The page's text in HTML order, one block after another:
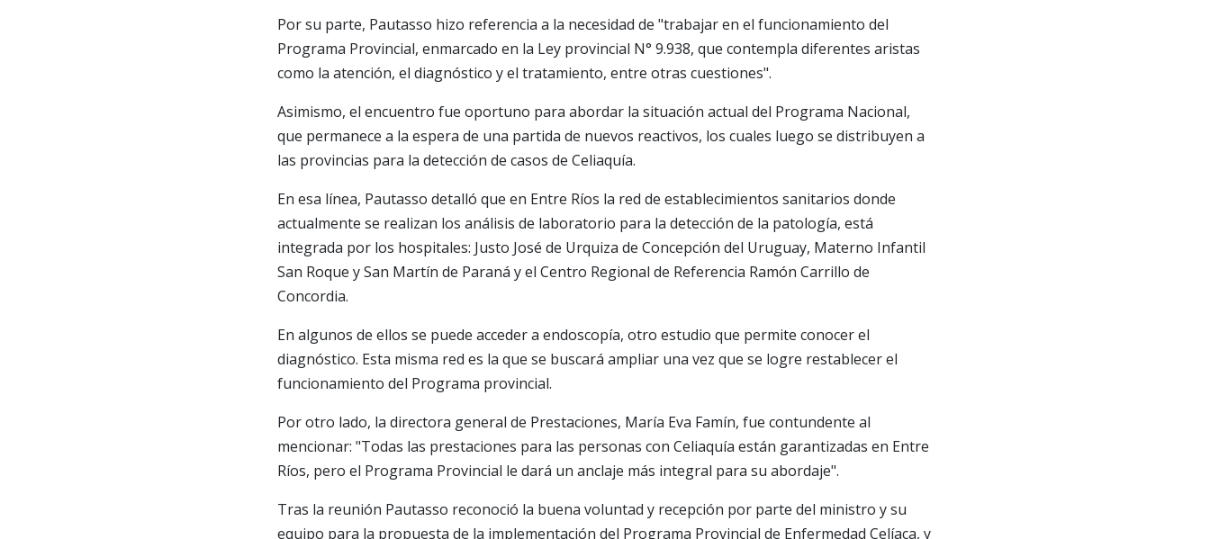
Por su parte, Pautasso hizo referencia a la necesidad de "trabajar en el funcionamiento del
Programa Provincial, enmarcado en la Ley provincial N° 9.938, que contempla diferentes aristas
como la atención, el diagnóstico y el tratamiento, entre otras cuestiones".
Asimismo, el encuentro fue oportuno para abordar la situación actual del Programa Nacional,
que permanece a la espera de una partida de nuevos reactivos, los cuales luego se distribuyen a
las provincias para la detección de casos de Celiaquía.
En esa línea, Pautasso detalló que en Entre Ríos la red de establecimientos sanitarios donde
actualmente se realizan los análisis de laboratorio para la detección de la patología, está
integrada por los hospitales: Justo José de Urquiza de Concepción del Uruguay, Materno Infantil
San Roque y San Martín de Paraná y el Centro Regional de Referencia Ramón Carrillo de
Concordia.
En algunos de ellos se puede acceder a endoscopía, otro estudio que permite conocer el
diagnóstico. Esta misma red es la que se buscará ampliar una vez que se logre restablecer el
funcionamiento del Programa provincial.
Por otro lado, la directora general de Prestaciones, María Eva Famín, fue contundente al
mencionar: "Todas las prestaciones para las personas con Celiaquía están garantizadas en Entre
Ríos, pero el Programa Provincial le dará un anclaje más integral para su abordaje".
Tras la reunión Pautasso reconoció la buena voluntad y recepción por parte del ministro y su
equipo para la propuesta de la implementación del Programa Provincial de Enfermedad Celíaca, y